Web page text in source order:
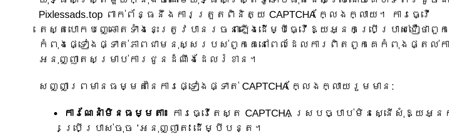
Pixlessads.top ពាក់ព័ន្ធនឹងការត្រួតពិនិត្យ CAPTCHA ក្លែងក្លាយ។ ការធ្វើ
តេស្តបោកបញ្ឆោតទាំងនេះត្រូវបានរចនាឡើងដើម្បីធ្វើឱ្យអ្នកប្រើប្រាស់ជឿថាពួក
កំពុងផ្ទៀងផ្ទាត់ភាពជាមនុស្សរបស់ពួកគេនៅពេលដែលការពិតពួកគេកំពុងផ្តល់ក
អនុញ្ញាតសម្រាប់ការជូនដំណឹងដែលរំខាន។
សញ្ញាព្រមានធម្មតានៃការផ្ទៀងផ្ទាត់ CAPTCHA ក្លែងក្លាយរួមមាន:
ការណែនាំមិនធម្មតា៖
ការធ្វើតេស្ត CAPTCHA ស្របច្បាប់មិនស្នើសុំឱ្យអ្ន
ប្រើប្រាស់ចុច 'អនុញ្ញាត' ដើម្បីបន្ត។